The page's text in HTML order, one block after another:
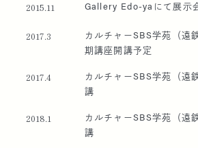
2015.11 Gallery Edo-yaにて展示
2017.3
カルチャーSBS学苑（遠
期講座開講予定
2017.4
カルチャーSBS学苑（遠
講
2018.1
カルチャーSBS学苑（遠
講